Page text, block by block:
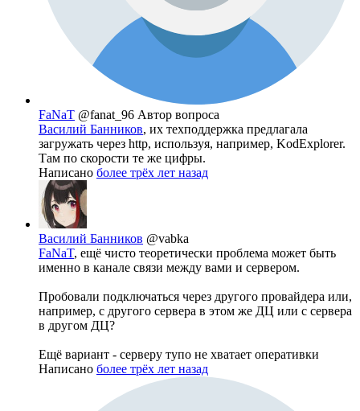
FaNaT @fanat_96 Автор вопроса
Василий Банников, их техподдержка предлагала
загружать через http, используя, например, KodExplorer.
Там по скорости те же цифры.
Написано более трёх лет назад
Василий Банников @vabka
FaNaT, ещё чисто теоретически проблема может быть
именно в канале связи между вами и сервером.
Пробовали подключаться через другого провайдера или,
например, с другого сервера в этом же ДЦ или с сервера
в другом ДЦ?
Ещё вариант - серверу тупо не хватает оперативки
Написано более трёх лет назад